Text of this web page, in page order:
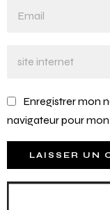
Enregistrer mon
navigateur pour